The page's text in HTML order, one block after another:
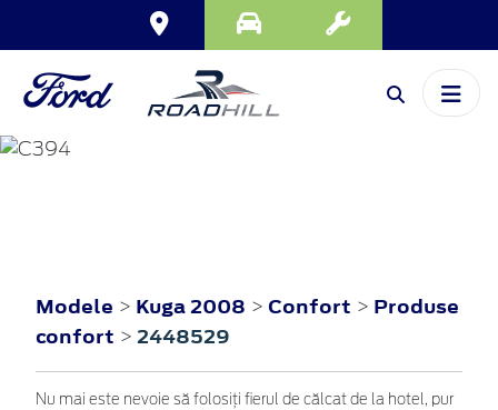
Modele > Kuga 2008 > Confort > Produse
confort > 2448529
Nu mai este nevoie să folosiți fierul de călcat de la hotel, pur